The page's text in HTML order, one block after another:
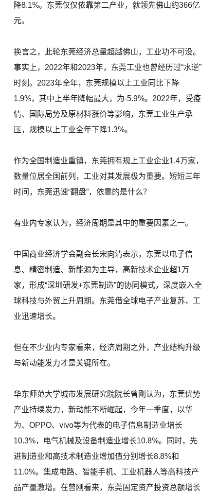
降8.1%。东莞仅仅依靠第二产业，就领先佛山约366亿
元。
换言之，此轮东莞经济总量超越佛山，工业功不可没。
事实上，2022年和2023年，东莞工业也曾经历过“水逆”
时刻。2023年全年，东莞规模以上工业同比下降
1.9%，其中上半年降幅最大，为-5.9%。2022年，受疫
情、国际局势及原材料涨价等影响，东莞工业生产承
压，规模以上工业全年下降1.3%。
作为全国制造业重镇，东莞拥有规上工业企业1.4万家，
数量位居全国前列，工业对其发展极为重要。短短三年
时间，东莞迅速“翻盘”，依靠的是什么？
有业内专家认为，经济周期是其中的重要因素之一。
中国商业经济学会副会长宋向清表示，东莞以电子信
息、精密制造、新能源为主导，高新技术企业超1万
家，形成“深圳研发+东莞制造”的协同模式，深度嵌入全
球科技与外贸上升周期。东莞借全球电子产业复苏，工
业迅速增长。
但在不少业内专家看来，经济周期之外，产业结构升级
与新动能发力才是关键所在。
华东师范大学城市发展研究院院长曾刚认为，东莞优势
产业持续发力，新动能不断崛起，今年一季度，以华
为、OPPO、vivo等为代表的电子信息制造业增长
10.3%，电气机械及设备制造业增长10.8%。同时，先
进制造业和高技术制造业增加值分别增长8.8%和
11.0%。集成电路、智能手机、工业机器人等高科技产
品产量激增。在曾刚看来，东莞固定资产投资总额增长